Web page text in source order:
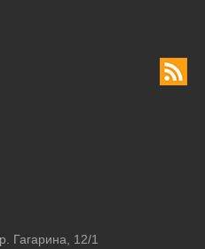
Гагарина, 12/1